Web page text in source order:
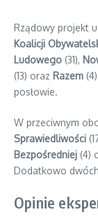
Rządowy projekt
Koalicji
Ludowego (31),
(13) oraz Razem
posłowie.
W przeciwnym
Sprawiedliwości
Bezpośredniej (4)
Dodatkowo
Opinie